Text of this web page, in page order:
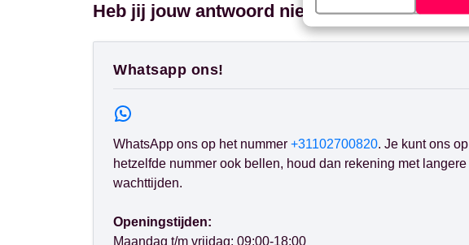
Heb jij jouw antwoord niet gevonden?
Whatsapp ons!
WhatsApp ons op het nummer +31102700820. Je kunt ons op
hetzelfde nummer ook bellen, houd dan rekening met langere
wachttijden.
Openingstijden:
Maandag t/m vrijdag: 09:00-18:00